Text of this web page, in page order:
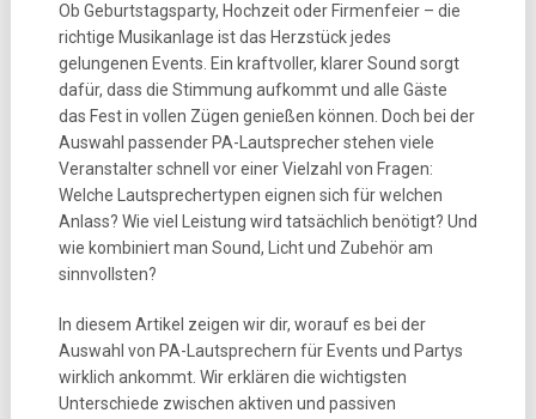
Ob Geburtstagsparty, Hochzeit oder Firmenfeier – die
richtige Musikanlage ist das Herzstück jedes
gelungenen Events. Ein kraftvoller, klarer Sound sorgt
dafür, dass die Stimmung aufkommt und alle Gäste
das Fest in vollen Zügen genießen können. Doch bei der
Auswahl passender PA-Lautsprecher stehen viele
Veranstalter schnell vor einer Vielzahl von Fragen:
Welche Lautsprechertypen eignen sich für welchen
Anlass? Wie viel Leistung wird tatsächlich benötigt? Und
wie kombiniert man Sound, Licht und Zubehör am
sinnvollsten?
In diesem Artikel zeigen wir dir, worauf es bei der
Auswahl von PA-Lautsprechern für Events und Partys
wirklich ankommt. Wir erklären die wichtigsten
Unterschiede zwischen aktiven und passiven